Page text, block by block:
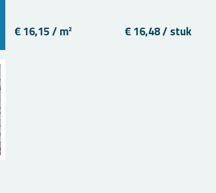
€ 16,15 / m² € 16,48 / stuk